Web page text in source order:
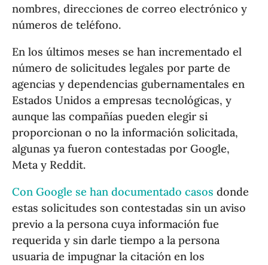
nombres, direcciones de correo electrónico y
números de teléfono.
En los últimos meses se han incrementado el
número de solicitudes legales por parte de
agencias y dependencias gubernamentales en
Estados Unidos a empresas tecnológicas, y
aunque las compañías pueden elegir si
proporcionan o no la información solicitada,
algunas ya fueron contestadas por Google,
Meta y Reddit.
Con Google se han documentado casos donde
estas solicitudes son contestadas sin un aviso
previo a la persona cuya información fue
requerida y sin darle tiempo a la persona
usuaria de impugnar la citación en los